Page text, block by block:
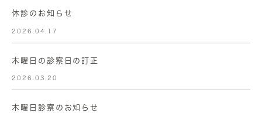
休診のお知らせ
2026.04.17
木曜日の診察日の訂正
2026.03.20
木曜日診察のお知らせ